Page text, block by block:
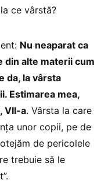
ce vârstă?
Nu neaparat ca
din alte materii cum
da, la vârsta
Estimarea mea,
VII-a. Vârsta la care
unor copii, pe de
de pericolele
trebuie să le